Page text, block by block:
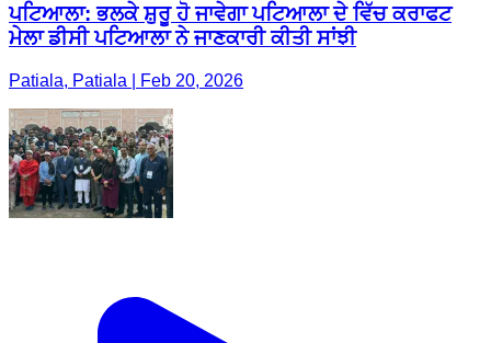
ਪਟਿਆਲਾ: ਭਲਕੇ ਸ਼ੁਰੂ ਹੋ ਜਾਵੇਗਾ ਪਟਿਆਲਾ ਦੇ ਵਿੱਚ ਕਰਾਫਟ
ਮੇਲਾ ਡੀਸੀ ਪਟਿਆਲਾ ਨੇ ਜਾਣਕਾਰੀ ਕੀਤੀ ਸਾਂਝੀ
Patiala, Patiala | Feb 20, 2026